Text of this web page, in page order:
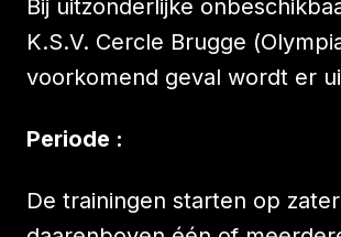
Bij uitzonderlijke
K.S.V. Cercle Brugge
voorkomend geval wordt er
Periode :
De trainingen starten op